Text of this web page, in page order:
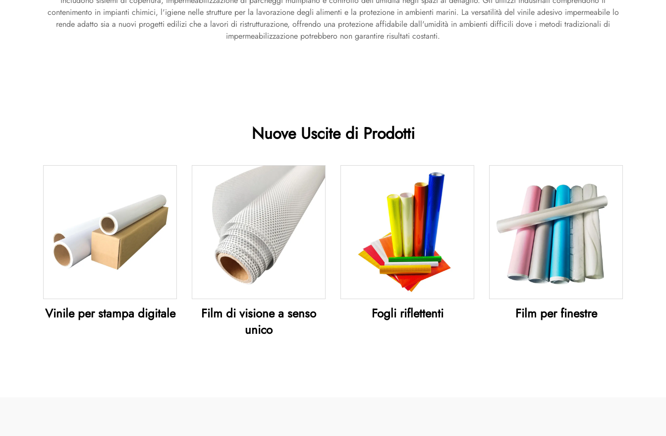
contenimento in impianti chimici, l'igiene nelle strutture per la lavorazione degli alimenti e la protezione in ambienti marini. La versatilità del vinile adesivo impermeabile lo
rende adatto sia a nuovi progetti edilizi che a lavori di ristrutturazione, offrendo una protezione affidabile dall'umidità in ambienti difficili dove i metodi tradizionali di
impermeabilizzazione potrebbero non garantire risultati costanti.
Nuove Uscite di Prodotti
Vinile per stampa digitale
Film di visione a senso
unico
Fogli riflettenti Film per finestre